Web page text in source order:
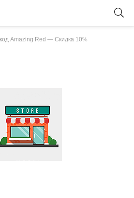
Amazing Red — Скидка 10%